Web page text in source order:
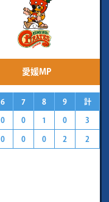
愛媛MP
6 7 8 9 計
0 0 1 0 3
0 0 0 2 2